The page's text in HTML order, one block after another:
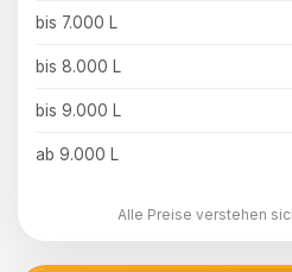
bis 7.000 L
bis 8.000 L
bis 9.000 L
ab 9.000 L
Alle Preise verstehen